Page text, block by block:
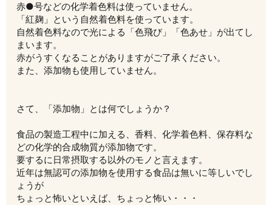
赤●号などの化学着色料は使っていません。
「紅麹」という自然着色料を使っています。
自然着色料なので光による「色飛び」「色あせ」が出てし
まいます。
赤がうすくなることがありますがご了承ください。
また、添加物も使用していません。
さて、「添加物」とは何でしょうか？
食品の製造工程中に加える、香料、化学着色料、保存料な
どの化学的合成物質が添加物です。
要するに日常摂取する以外のモノと言えます。
近年は無認可の添加物を使用する食品は無いに等しいでし
ょうが
ちょっと怖いといえば、ちょっと怖い・・・